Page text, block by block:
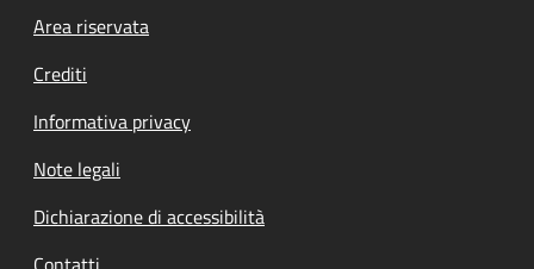
Footer menu
Area riservata
Crediti
Informativa privacy
Note legali
Dichiarazione di accessibilità